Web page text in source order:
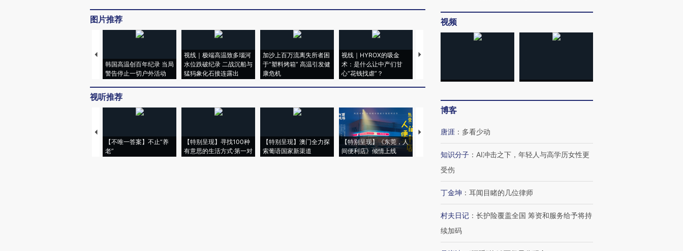
图片推荐
韩国高温创百年纪录 当局
警告停止一切户外活动
视线｜极端高温致多瑙河
水位跌破纪录 二战沉船与
猛犸象化石接连露出
加沙上百万流离失所者困
于“塑料烤箱” 高温引发健
康危机
视线｜HYROX的吸金
术：是什么让中产们甘
心“花钱找虐”？
马航飞行员跨国走私7万
视听推荐
【不唯一答案】不止“养
老”
【特别呈现】寻找100种
有意思的生活方式·第一对
【特别呈现】澳门全力探
索葡语国家新渠道
【特别呈现】《东莞，人
间便利店》倾情上线
【推广】走进第四届链博
会，让数智科技“链”接产
【特别呈现】寻找100种
有意思的生活方式·第三对
CFO：不靠规模取胜，华
住三大增长引擎是什么？
视频
博客
唐涯 ： 多看少动
知识分子 ： AI冲击之下，年轻人与高学历女性更
受伤
丁金坤 ： 耳闻目睹的几位律师
村夫日记 ： 长护险覆盖全国 筹资和服务给予将持
续加码